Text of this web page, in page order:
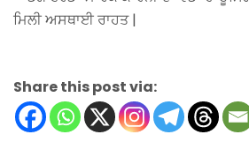
Share this post via: